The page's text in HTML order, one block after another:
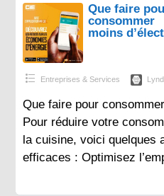
Que faire
consommer
moins
Entreprises & Services
Que faire pour
Pour réduire votre
la cuisine, voici quelques
efficaces : Optimisez